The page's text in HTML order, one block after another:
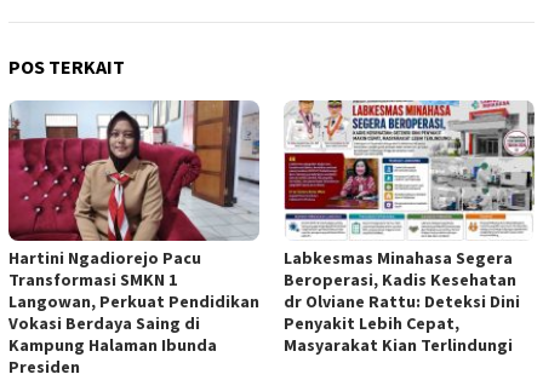
POS TERKAIT
Hartini Ngadiorejo Pacu
Transformasi SMKN 1
Langowan, Perkuat Pendidikan
Vokasi Berdaya Saing di
Kampung Halaman Ibunda
Presiden
Labkesmas Minahasa Segera
Beroperasi, Kadis Kesehatan
dr Olviane Rattu: Deteksi Dini
Penyakit Lebih Cepat,
Masyarakat Kian Terlindungi